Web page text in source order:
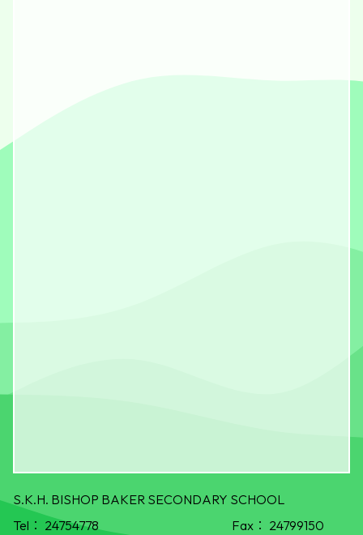
S.K.H. BISHOP BAKER SECONDARY SCHOOL
Tel： 24754778 Fax： 24799150